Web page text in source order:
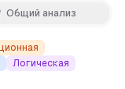
Общий анализ
Логическая